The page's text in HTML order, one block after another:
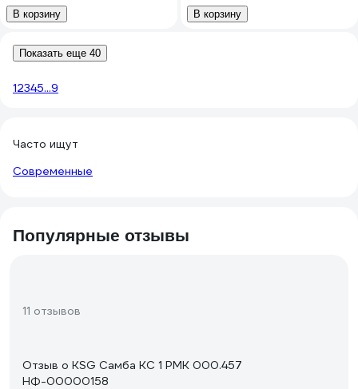
В корзину В корзину
Показать еще 40
12345...9
Часто ищут
Современные
Популярные отзывы
11 отзывов
Отзыв о KSG Самба КС 1 РМК 000.457
НФ-00000158